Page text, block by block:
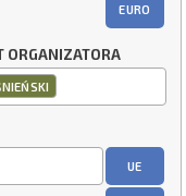
EURO
ORGANIZATORA
UE